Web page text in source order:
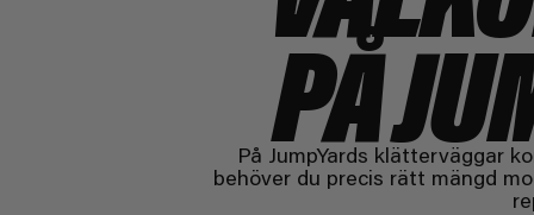
PÅ
På JumpYards klätterväggar
behöver du precis rätt mängd